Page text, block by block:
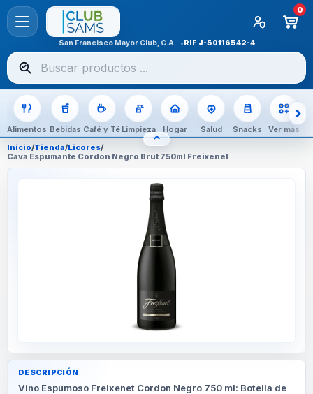
0
San Francisco Mayor Club, C.A. RIF J-50116542-4
Buscar
productos
Alimentos Bebidas Café y Té Limpieza Hogar Salud Snacks Ver más
⌃OCULTAR CATEGORÍAS
Inicio/Tienda/Licores/
Cava Espumante Cordon Negro Brut 750ml Freixenet
DESCRIPCIÓN
Vino Espumoso Freixenet Cordon Negro 750 ml: Botella de